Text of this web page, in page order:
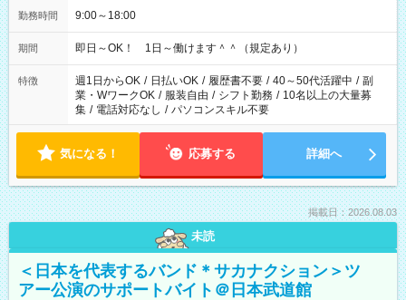
勤務時間 9:00～18:00
期間 即日～OK！ 1日～働けます＾＾（規定あり）
特徴 週1日からOK / 日払いOK / 履歴書不要 / 40～50代活躍中 / 副
業・WワークOK / 服装自由 / シフト勤務 / 10名以上の大量募
集 / 電話対応なし / パソコンスキル不要
気になる！ 応募する 詳細へ
掲載日：2026.08.03
未読
＜日本を代表するバンド＊サカナクション＞ツ
アー公演のサポートバイト＠日本武道館